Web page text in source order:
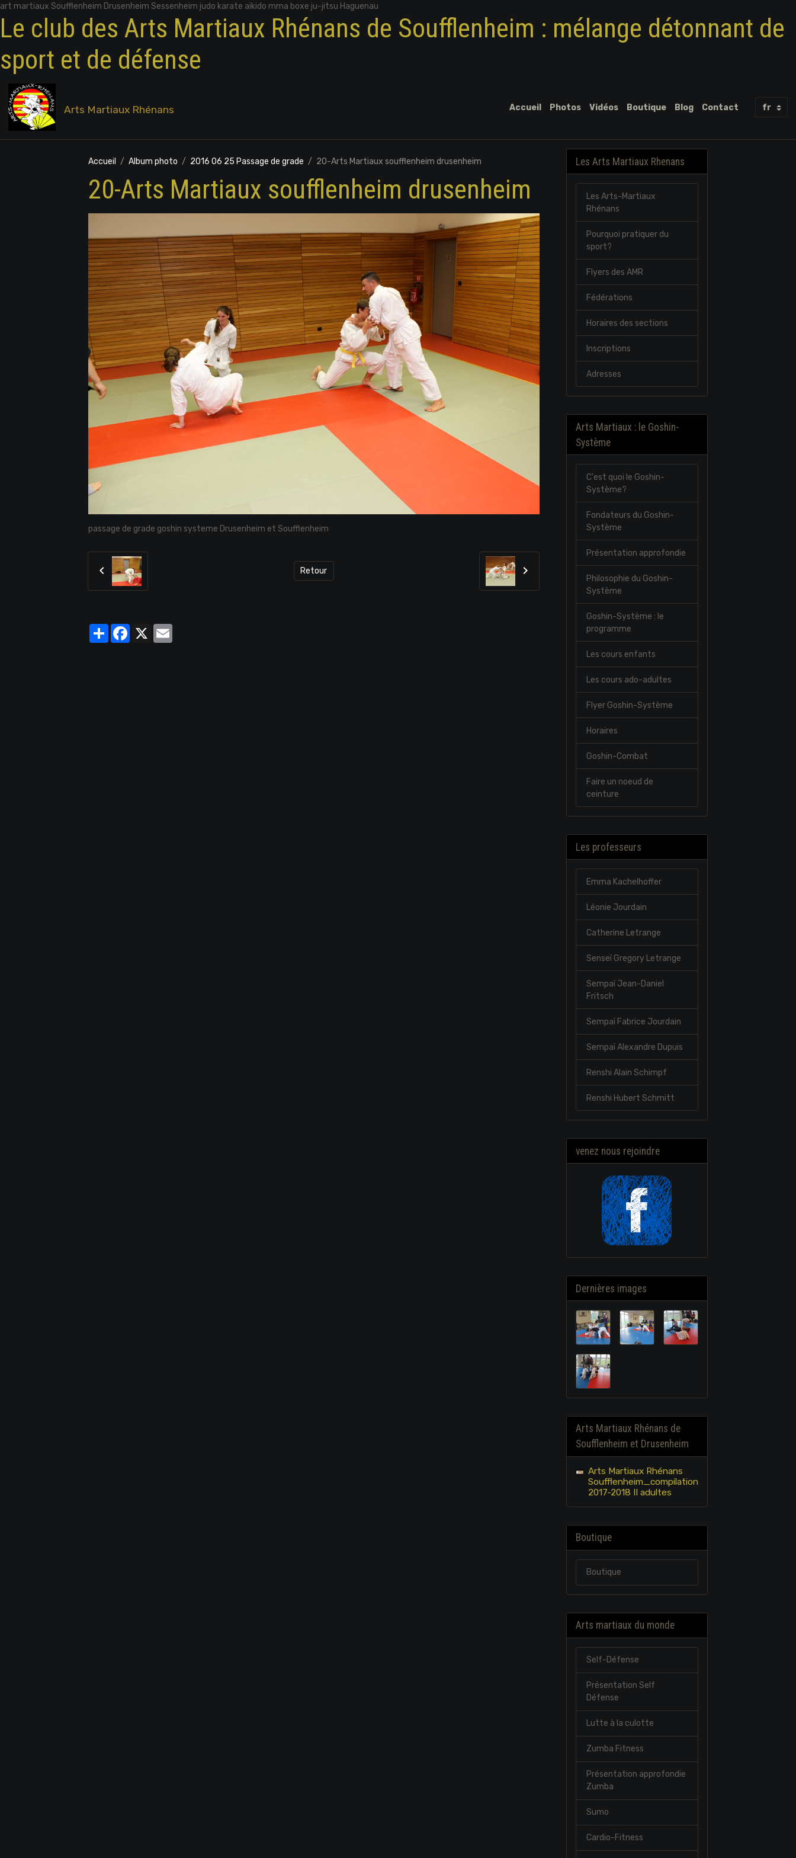
art martiaux Soufflenheim Drusenheim Sessenheim judo karate aikido mma boxe ju-jitsu Haguenau
Le club des Arts Martiaux Rhénans de Soufflenheim : mélange détonnant de
sport et de défense
Arts Martiaux Rhénans Accueil Photos Vidéos Boutique Blog Contact
Accueil Album photo 2016 06 25 Passage de grade 20-Arts Martiaux soufflenheim drusenheim
20-Arts Martiaux soufflenheim drusenheim
passage de grade goshin systeme Drusenheim et Soufflenheim
Retour
PartagerFacebook
X
Les Arts Martiaux Rhenans
Les Arts-Martiaux
Rhénans
Pourquoi pratiquer du
sport?
Flyers des AMR
Fédérations
Horaires des sections
Inscriptions
Adresses
Arts Martiaux : le Goshin-
Système
C'est quoi le Goshin-
Système?
Fondateurs du Goshin-
Système
Présentation approfondie
Philosophie du Goshin-
Système
Goshin-Système : le
programme
Les cours enfants
Les cours ado-adultes
Flyer Goshin-Système
Horaires
Goshin-Combat
Faire un noeud de
ceinture
Les professeurs
Emma Kachelhoffer
Léonie Jourdain
Catherine Letrange
Senseï Gregory Letrange
Sempaï Jean-Daniel
Fritsch
Sempaï Fabrice Jourdain
Sempaï Alexandre Dupuis
Renshi Alain Schimpf
Renshi Hubert Schmitt
venez nous rejoindre
Dernières images
Arts Martiaux Rhénans de
Soufflenheim et Drusenheim
Arts Martiaux Rhénans
Soufflenheim_compilation
2017-2018 II adultes
Boutique
Boutique
Arts martiaux du monde
Self-Défense
Présentation Self
Défense
Lutte à la culotte
Zumba Fitness
Présentation approfondie
Zumba
Sumo
Cardio-Fitness